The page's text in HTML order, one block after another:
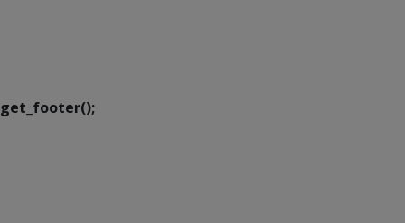
get_footer();